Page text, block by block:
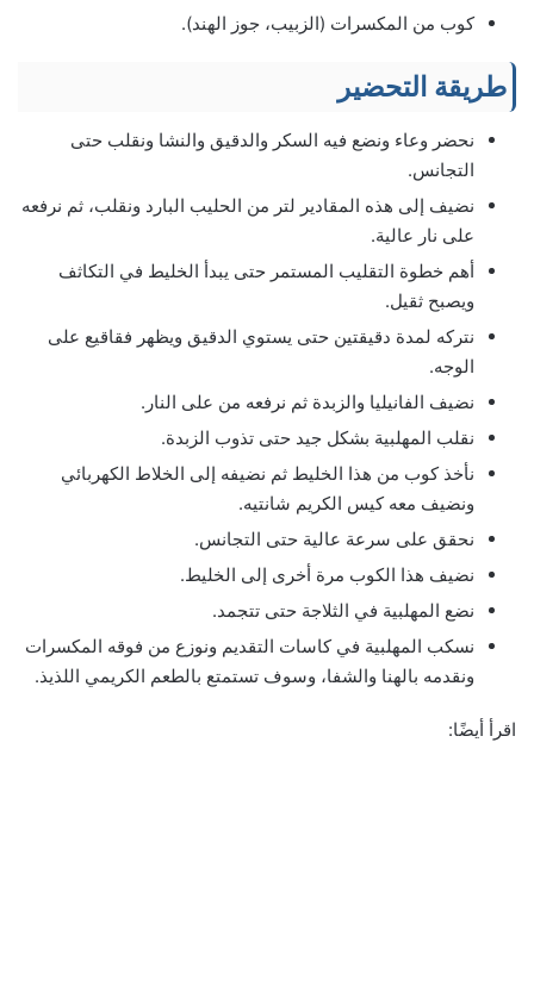
كوب من المكسرات (الزبيب، جوز الهند).
طريقة التحضير
نحضر وعاء ونضع فيه السكر والدقيق والنشا ونقلب حتى
التجانس.
نضيف إلى هذه المقادير لتر من الحليب البارد ونقلب، ثم نرفعه
على نار عالية.
أهم خطوة التقليب المستمر حتى يبدأ الخليط في التكاثف
ويصبح ثقيل.
نتركه لمدة دقيقتين حتى يستوي الدقيق ويظهر فقاقيع على
الوجه.
نضيف الفانيليا والزبدة ثم نرفعه من على النار.
نقلب المهلبية بشكل جيد حتى تذوب الزبدة.
نأخذ كوب من هذا الخليط ثم نضيفه إلى الخلاط الكهربائي
ونضيف معه كيس الكريم شانتيه.
نحقق على سرعة عالية حتى التجانس.
نضيف هذا الكوب مرة أخرى إلى الخليط.
نضع المهلبية في الثلاجة حتى تتجمد.
نسكب المهلبية في كاسات التقديم ونوزع من فوقه المكسرات
ونقدمه بالهنا والشفا، وسوف تستمتع بالطعم الكريمي اللذيذ.
اقرأ أيضًا: